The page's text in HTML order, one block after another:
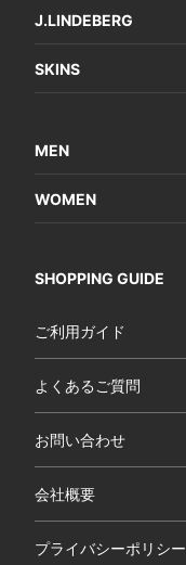
J.LINDEBERG
SKINS
MEN
WOMEN
SHOPPING GUIDE
ご利用ガイド
よくあるご質問
お問い合わせ
会社概要
プライバシーポリシー